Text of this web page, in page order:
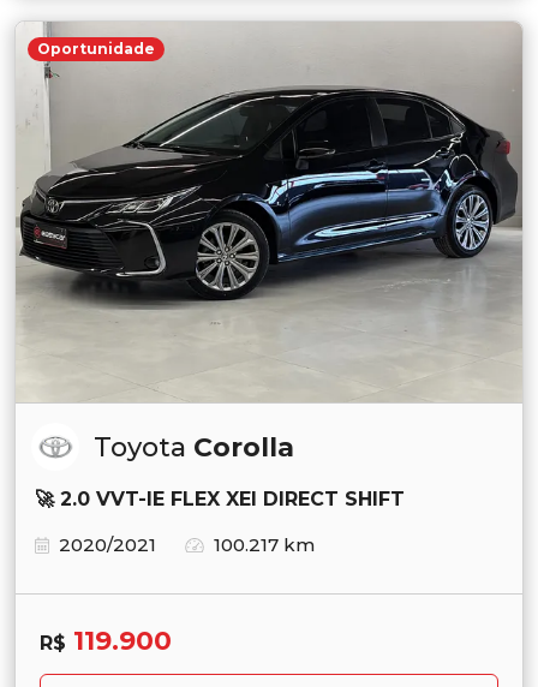
Oportunidade
Toyota Corolla
🚀 2.0 VVT-IE FLEX XEI DIRECT SHIFT
2020/2021
100.217 km
R$ 119.900